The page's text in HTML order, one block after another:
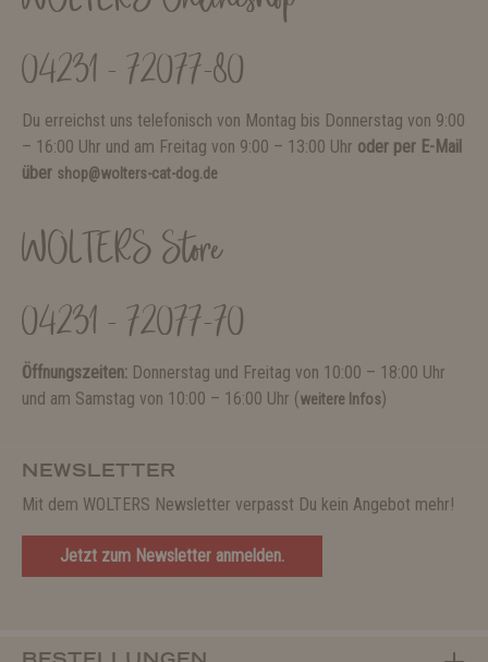
04231 - 72077-80
Du erreichst uns telefonisch von Montag bis Donnerstag von 9:00
– 16:00 Uhr und am Freitag von 9:00 – 13:00 Uhr oder per E-Mail
über shop@wolters-cat-dog.de
WOLTERS Store
04231 - 72077-70
Öffnungszeiten: Donnerstag und Freitag von 10:00 – 18:00 Uhr
und am Samstag von 10:00 – 16:00 Uhr (weitere Infos)
NEWSLETTER
Mit dem WOLTERS Newsletter verpasst Du kein Angebot mehr!
Jetzt zum Newsletter anmelden.